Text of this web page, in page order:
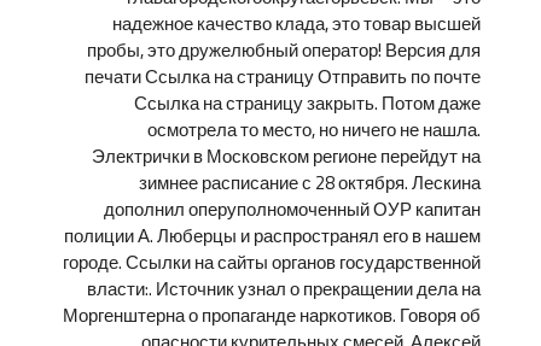
надежное качество клада, это товар высшей
пробы, это дружелюбный оператор! Версия для
печати Ссылка на страницу Отправить по почте
Ссылка на страницу закрыть. Потом даже
осмотрела то место, но ничего не нашла.
Электрички в Московском регионе перейдут на
зимнее расписание с 28 октября. Лескина
дополнил оперуполномоченный ОУР капитан
полиции А. Люберцы и распространял его в нашем
городе. Ссылки на сайты органов государственной
власти:. Источник узнал о прекращении дела на
Моргенштерна о пропаганде наркотиков. Говоря об